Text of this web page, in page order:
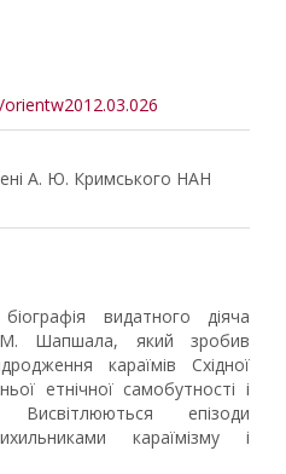
А. Ю. Кримського НАН
видатного діяча
Шапшала, який зробив
караїмів Східної
етніч­ної самобутності і
Висвітлюються епізоди
ка­раїмізму і